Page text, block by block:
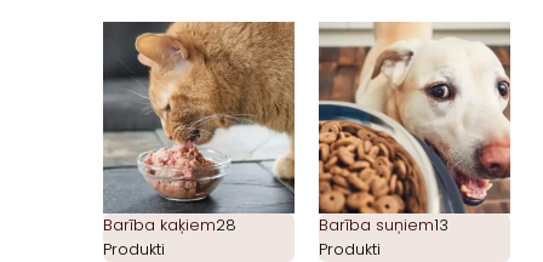
Barība kaķiem28
Produkti
Barība suņiem13
Produkti